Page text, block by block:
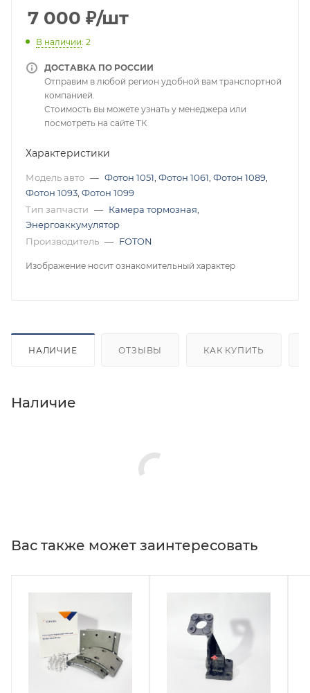
7 000 ₽/шт
В наличии: 2
ДОСТАВКА ПО РОССИИ
Отправим в любой регион удобной вам транспортной
компанией.
Стоимость вы можете узнать у менеджера или
посмотреть на сайте ТК
Характеристики
Модель авто — Фотон 1051 Фотон 1061 Фотон 1089
Фотон 1093 Фотон 1099
Тип запчасти — Камера тормозная
Энергоаккумулятор
Производитель — FOTON
Изображение носит ознакомительный характер
НАЛИЧИЕ ОТЗЫВЫ КАК КУПИТЬ
Наличие
Вас также может заинтересовать